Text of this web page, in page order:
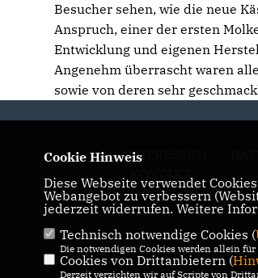
Besucher sehen, wie die neue
Anspruch, einer der ersten
Entwicklung und eigenen
Angenehm überrascht waren
sowie von deren sehr
IMPRESSUM
KONTAKT
Cookie Hinweis
Diese Webseite verwendet
Webangebot zu verbessern
jederzeit widerrufen. Weitere
Technisch notwendige Cookies (
Die notwendigen Cookies werden allein
Cookies von Drittanbietern (
Derzeit verzichten wir auf Scripte von